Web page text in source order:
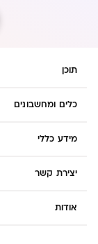
תוכן
כלים ומחשבונים
מידע כללי
יצירת קשר
אודות